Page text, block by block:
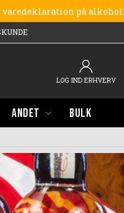
varedeklaration på
LOG IND ERHVERV
ANDET BULK